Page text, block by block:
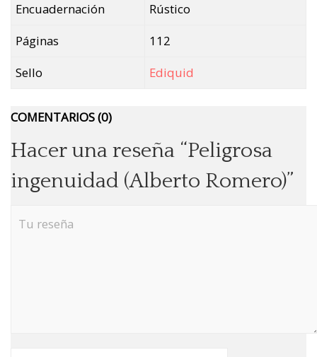
Encuadernación
Rústico
Páginas
112
Sello
Ediquid
COMENTARIOS (0)
Hacer una reseña “Peligrosa
ingenuidad (Alberto Romero)”